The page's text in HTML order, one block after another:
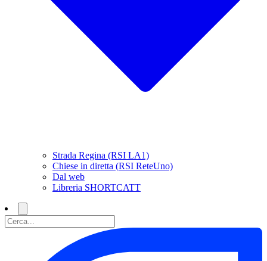
Strada Regina (RSI LA1)
Chiese in diretta (RSI ReteUno)
Dal web
Libreria SHORTCATT